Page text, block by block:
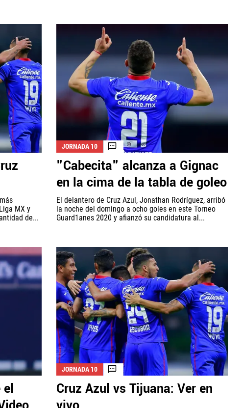
MX y
de...
JORNADA 10
"Cabecita" alcanza a Gignac
en la cima de la tabla de goleo
El delantero de Cruz Azul, Jonathan Rodríguez, arribó
la noche del domingo a ocho goles en este Torneo
Guard1anes 2020 y afianzó su candidatura al...
el
JORNADA 10
Cruz Azul vs Tijuana: Ver en